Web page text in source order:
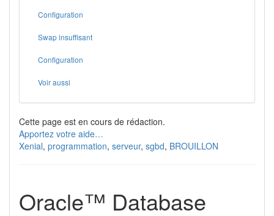
Configuration
Swap insuffisant
Configuration
Voir aussi
Cette page est en cours de rédaction.
Apportez votre aide…
Xenial, programmation, serveur, sgbd, BROUILLON
Oracle™ Database